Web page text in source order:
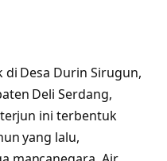
Desa Durin Sirugun,
Deli Serdang,
ini terbentuk
yang lalu,